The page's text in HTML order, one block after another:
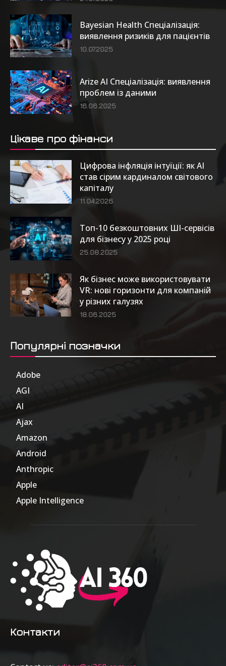
Bayesian Health Спеціалізація:
виявлення ризиків для пацієнтів
10.07.2025
Arize AI Спеціалізація: виявлення
проблем із даними
16.06.2025
Цікаве про фінанси
Цифрова інфляція інтуїції: як AI
став сірим кардиналом світового
капіталу
11.04.2026
Топ-10 безкоштовних ШІ-сервісів
для бізнесу у 2025 році
25.08.2025
Як бізнес може використовувати
VR: нові горизонти для компаній
у різних галузях
18.06.2025
Популярні позначки
Adobe
AGI
AI
Ajax
Amazon
Android
Anthropic
Apple
Apple Intelligence
Контакти